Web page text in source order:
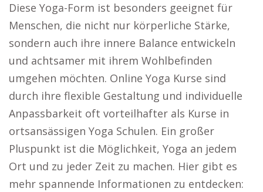
Diese Yoga-Form ist besonders geeignet für
Menschen, die nicht nur körperliche Stärke,
sondern auch ihre innere Balance entwickeln
und achtsamer mit ihrem Wohlbefinden
umgehen möchten. Online Yoga Kurse sind
durch ihre flexible Gestaltung und individuelle
Anpassbarkeit oft vorteilhafter als Kurse in
ortsansässigen Yoga Schulen. Ein großer
Pluspunkt ist die Möglichkeit, Yoga an jedem
Ort und zu jeder Zeit zu machen. Hier gibt es
mehr spannende Informationen zu entdecken: